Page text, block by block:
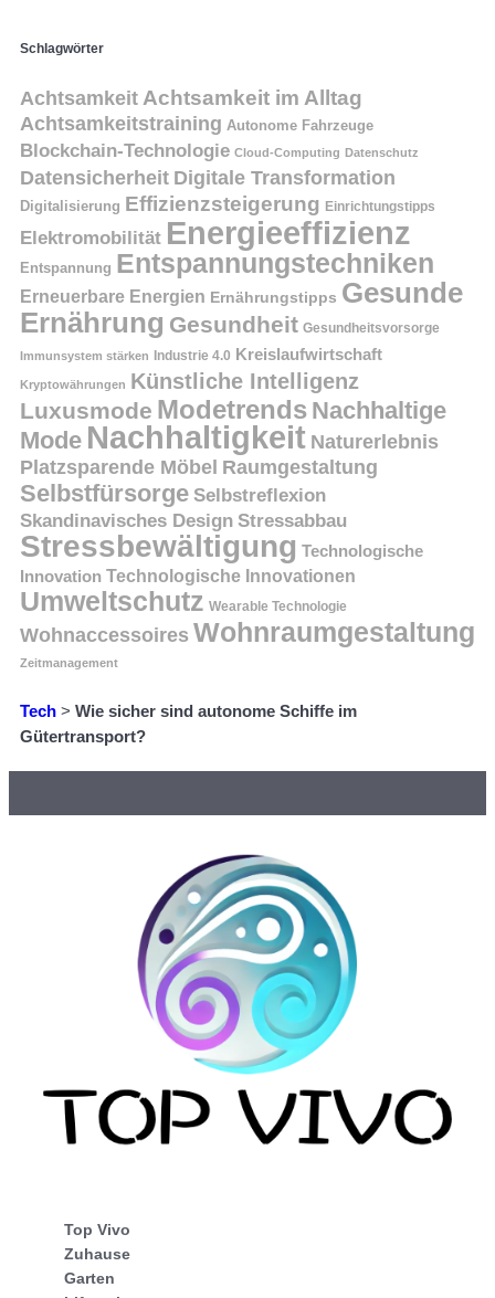
Schlagwörter
Achtsamkeit Achtsamkeit im Alltag
Achtsamkeitstraining Autonome Fahrzeuge
Blockchain-Technologie Cloud-Computing Datenschutz
Datensicherheit Digitale Transformation
Digitalisierung Effizienzsteigerung Einrichtungstipps
Elektromobilität Energieeffizienz
Entspannung Entspannungstechniken
Erneuerbare Energien Ernährungstipps Gesunde
Ernährung Gesundheit Gesundheitsvorsorge
Immunsystem stärken Industrie 4.0 Kreislaufwirtschaft
Kryptowährungen Künstliche Intelligenz
Luxusmode Modetrends Nachhaltige
Mode Nachhaltigkeit Naturerlebnis
Platzsparende Möbel Raumgestaltung
Selbstfürsorge Selbstreflexion
Skandinavisches Design Stressabbau
Stressbewältigung Technologische
Innovation Technologische Innovationen
Umweltschutz Wearable Technologie
Wohnaccessoires Wohnraumgestaltung
Zeitmanagement
Tech > Wie sicher sind autonome Schiffe im
Gütertransport?
Top Vivo
Zuhause
Garten